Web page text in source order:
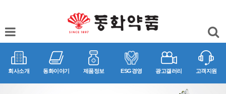
회사소개 동화이야기 제품정보 ESG경영 광고갤러리 고객지원